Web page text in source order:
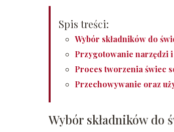
Spis treści:
Wybór składników do
Przygotowanie narzędzi
Proces tworzenia świec
Przechowywanie oraz
Wybór składników do